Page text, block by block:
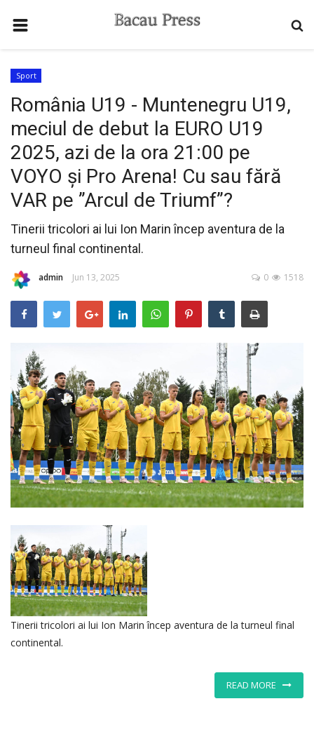
CONTACT
ȘEDINȚE
MUZICA
ANUNȚURI
SPORT
CONFERINTE
EVENIMENTE
TELEVIZIUNEA LITERARA
RELIGIE
REVISTA PRESEI
SEDINTE
DIVERSE
FOTO
Sport
România U19 - Muntenegru U19,
meciul de debut la EURO U19
2025, azi de la ora 21:00 pe
VOYO și Pro Arena! Cu sau fără
VAR pe ”Arcul de Triumf”?
Tinerii tricolori ai lui Ion Marin încep aventura de la
turneul final continental.
admin Jun 13, 2025 1518
0
Tinerii tricolori ai lui Ion Marin încep aventura de la turneul final
continental.
READ MORE